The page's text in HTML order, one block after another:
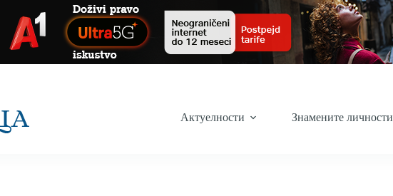
Актуелности Знамените личности